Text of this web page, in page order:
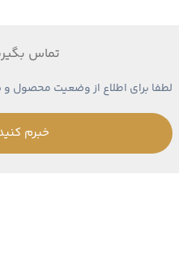
تماس
لطفا برای اطلاع از وضعیت محصول و
خبرم